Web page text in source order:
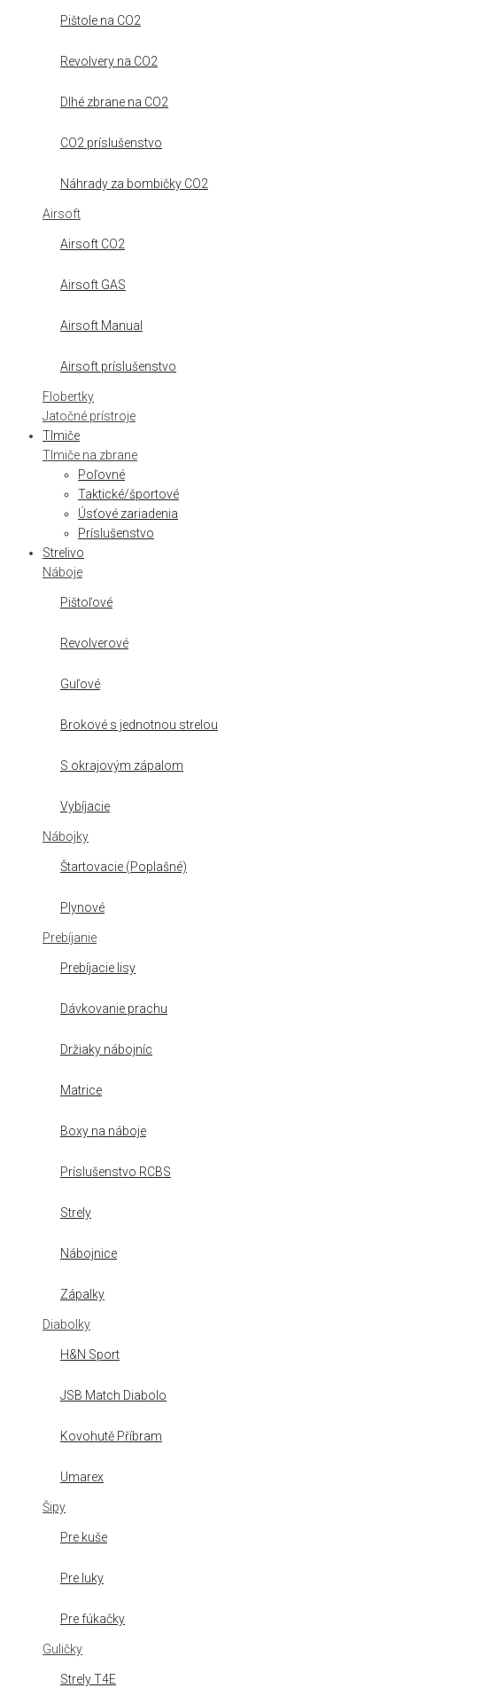
Pištole na CO2
Revolvery na CO2
Dlhé zbrane na CO2
CO2 príslušenstvo
Náhrady za bombičky CO2
Airsoft
Airsoft CO2
Airsoft GAS
Airsoft Manual
Airsoft príslušenstvo
Flobertky
Jatočné prístroje
Tlmiče
Tlmiče na zbrane
Poľovné
Taktické/športové
Úsťové zariadenia
Príslušenstvo
Strelivo
Náboje
Pištoľové
Revolverové
Guľové
Brokové s jednotnou strelou
S okrajovým zápalom
Vybíjacie
Nábojky
Štartovacie (Poplašné)
Plynové
Prebíjanie
Prebíjacie lisy
Dávkovanie prachu
Držiaky nábojníc
Matrice
Boxy na náboje
Príslušenstvo RCBS
Strely
Nábojnice
Zápalky
Diabolky
H&N Sport
JSB Match Diabolo
Kovohutě Příbram
Umarex
Šipy
Pre kuše
Pre luky
Pre fúkačky
Guličky
Strely T4E